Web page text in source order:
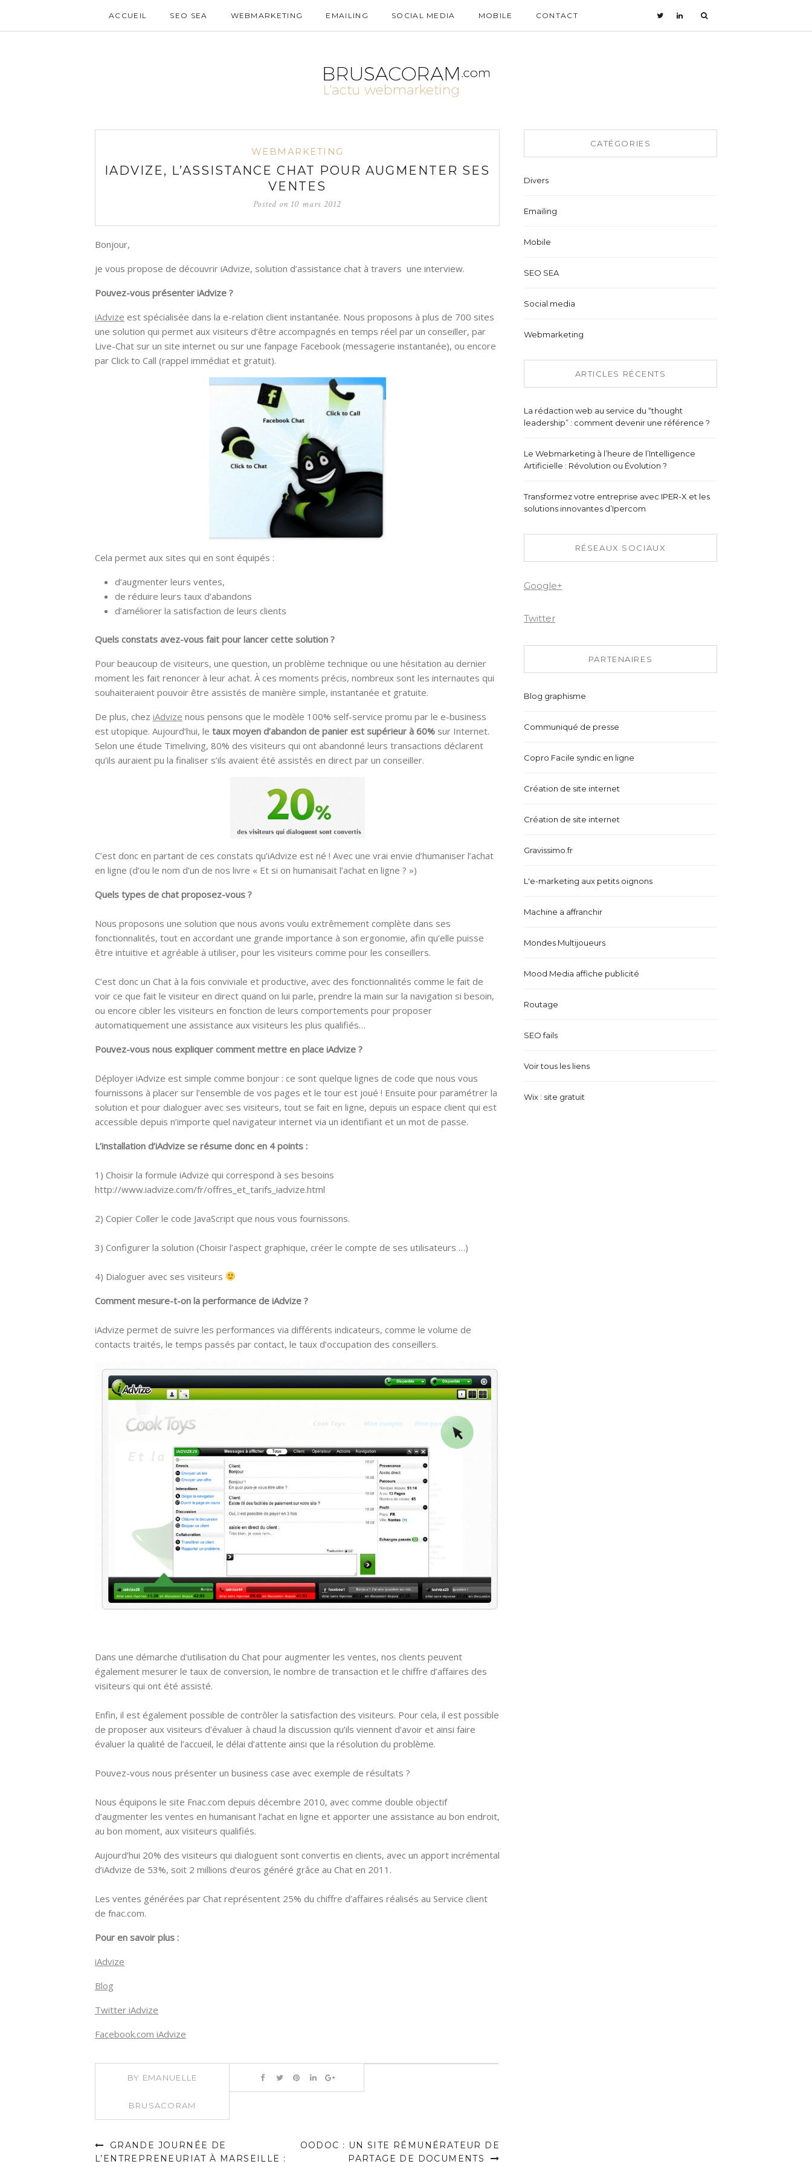
ACCUEIL SEO SEA WEBMARKETING EMAILING SOCIAL MEDIA MOBILE CONTACT
WEBMARKETING
IADVIZE, L’ASSISTANCE CHAT POUR AUGMENTER SES
VENTES
Posted on 10 mars 2012
Bonjour,
je vous propose de découvrir iAdvize, solution d’assistance chat à travers une interview.
Pouvez-vous présenter iAdvize ?
iAdvize est spécialisée dans la e-relation client instantanée. Nous proposons à plus de 700 sites
une solution qui permet aux visiteurs d’être accompagnés en temps réel par un conseiller, par
Live-Chat sur un site internet ou sur une fanpage Facebook (messagerie instantanée), ou encore
par Click to Call (rappel immédiat et gratuit).
Cela permet aux sites qui en sont équipés :
d’augmenter leurs ventes,
de réduire leurs taux d’abandons
d’améliorer la satisfaction de leurs clients
Quels constats avez-vous fait pour lancer cette solution ?
Pour beaucoup de visiteurs, une question, un problème technique ou une hésitation au dernier
moment les fait renoncer à leur achat. À ces moments précis, nombreux sont les internautes qui
souhaiteraient pouvoir être assistés de manière simple, instantanée et gratuite.
De plus, chez iAdvize nous pensons que le modèle 100% self-service promu par le e-business
est utopique. Aujourd’hui, le taux moyen d’abandon de panier est supérieur à 60% sur Internet.
Selon une étude Timeliving, 80% des visiteurs qui ont abandonné leurs transactions déclarent
qu’ils auraient pu la finaliser s’ils avaient été assistés en direct par un conseiller.
C’est donc en partant de ces constats qu’iAdvize est né ! Avec une vrai envie d’humaniser l’achat
en ligne (d’ou le nom d’un de nos livre « Et si on humanisait l’achat en ligne ? »)
Quels types de chat proposez-vous ?
Nous proposons une solution que nous avons voulu extrêmement complète dans ses
fonctionnalités, tout en accordant une grande importance à son ergonomie, afin qu’elle puisse
être intuitive et agréable à utiliser, pour les visiteurs comme pour les conseillers.
C’est donc un Chat à la fois conviviale et productive, avec des fonctionnalités comme le fait de
voir ce que fait le visiteur en direct quand on lui parle, prendre la main sur la navigation si besoin,
ou encore cibler les visiteurs en fonction de leurs comportements pour proposer
automatiquement une assistance aux visiteurs les plus qualifiés…
Pouvez-vous nous expliquer comment mettre en place iAdvize ?
Déployer iAdvize est simple comme bonjour : ce sont quelque lignes de code que nous vous
fournissons à placer sur l’ensemble de vos pages et le tour est joué ! Ensuite pour paramétrer la
solution et pour dialoguer avec ses visiteurs, tout se fait en ligne, depuis un espace client qui est
accessible depuis n’importe quel navigateur internet via un identifiant et un mot de passe.
L’installation d’iAdvize se résume donc en 4 points :
1) Choisir la formule iAdvize qui correspond à ses besoins
http://www.iadvize.com/fr/offres_et_tarifs_iadvize.html
2) Copier Coller le code JavaScript que nous vous fournissons.
3) Configurer la solution (Choisir l’aspect graphique, créer le compte de ses utilisateurs …)
4) Dialoguer avec ses visiteurs
Comment mesure-t-on la performance de iAdvize ?
iAdvize permet de suivre les performances via différents indicateurs, comme le volume de
contacts traités, le temps passés par contact, le taux d’occupation des conseillers.
Dans une démarche d’utilisation du Chat pour augmenter les ventes, nos clients peuvent
également mesurer le taux de conversion, le nombre de transaction et le chiffre d’affaires des
visiteurs qui ont été assisté.
Enfin, il est également possible de contrôler la satisfaction des visiteurs. Pour cela, il est possible
de proposer aux visiteurs d’évaluer à chaud la discussion qu’ils viennent d’avoir et ainsi faire
évaluer la qualité de l’accueil, le délai d’attente ainsi que la résolution du problème.
Pouvez-vous nous présenter un business case avec exemple de résultats ?
Nous équipons le site Fnac.com depuis décembre 2010, avec comme double objectif
d’augmenter les ventes en humanisant l’achat en ligne et apporter une assistance au bon endroit,
au bon moment, aux visiteurs qualifiés.
Aujourd’hui 20% des visiteurs qui dialoguent sont convertis en clients, avec un apport incrémental
d’iAdvize de 53%, soit 2 millions d’euros généré grâce au Chat en 2011.
Les ventes générées par Chat représentent 25% du chiffre d’affaires réalisés au Service client
de fnac.com.
Pour en savoir plus :
iAdvize
Blog
Twitter iAdvize
Facebook.com iAdvize
BY EMANUELLE
BRUSACORAM
GRANDE JOURNÉE DE
L’ENTREPRENEURIAT À MARSEILLE :
OODOC : UN SITE RÉMUNÉRATEUR DE
PARTAGE DE DOCUMENTS
CATÉGORIES
Divers
Emailing
Mobile
SEO SEA
Social media
Webmarketing
ARTICLES RÉCENTS
La rédaction web au service du “thought
leadership” : comment devenir une référence ?
Le Webmarketing à l’heure de l’Intelligence
Artificielle : Révolution ou Évolution ?
Transformez votre entreprise avec IPER-X et les
solutions innovantes d’Ipercom
RÉSEAUX SOCIAUX
Google+
Twitter
PARTENAIRES
Blog graphisme
Communiqué de presse
Copro Facile syndic en ligne
Création de site internet
Création de site internet
Gravissimo.fr
L'e-marketing aux petits oignons
Machine a affranchir
Mondes Multijoueurs
Mood Media affiche publicité
Routage
SEO fails
Voir tous les liens
Wix : site gratuit